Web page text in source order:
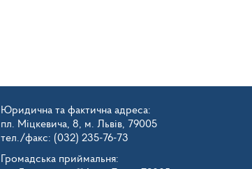
Юридична та фактична адреса:
пл. Міцкевича, 8, м. Львів, 79005
тел./факс: (032) 235-76-73
Громадська приймальня: